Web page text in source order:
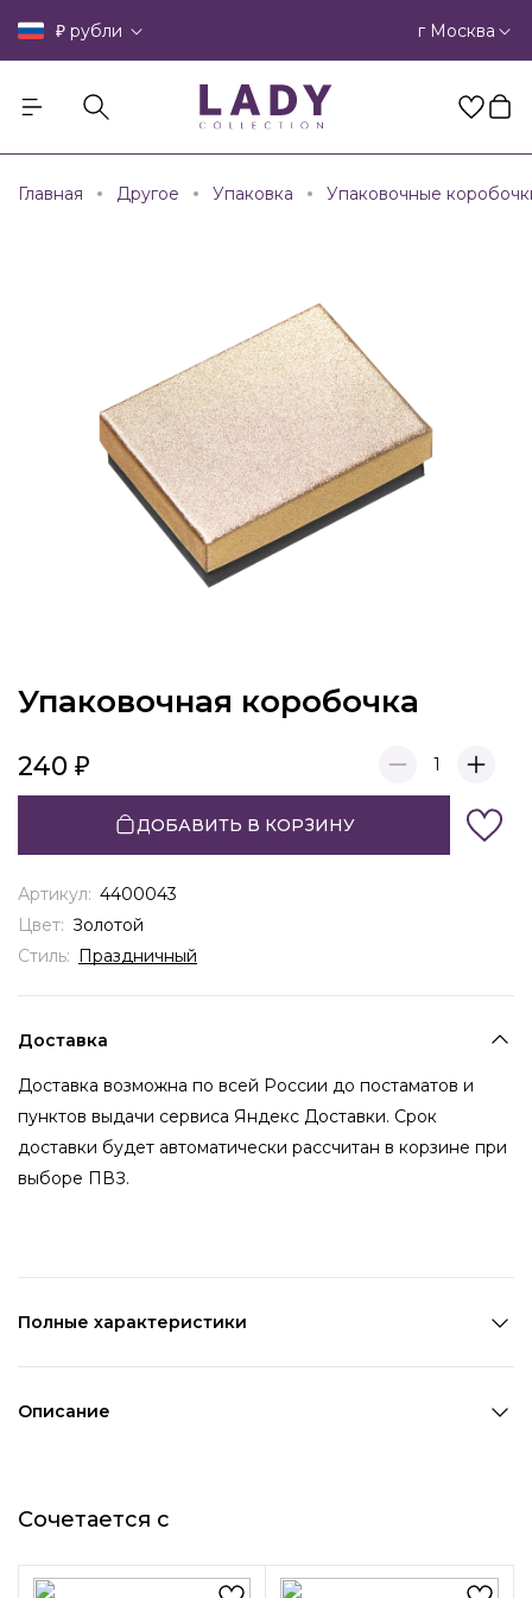
₽ рубли г Москва
Главная Другое Упаковка Упаковочные
Упаковочная коробочка
240 1
ДОБАВИТЬ В КОРЗИНУ
Артикул: 4400043
Цвет: Золотой
Стиль: Праздничный
Доставка
Доставка возможна по всей России до постаматов и
пунктов выдачи сервиса Яндекс Доставки. Срок
доставки будет автоматически рассчитан в корзине при
выборе ПВЗ.
Полные характеристики
Длина 1:8,5 см
Возраст:Взрослый
Описание
толстого картона в двух цветах: нижняя часть – матовая
Внутри подарочной упаковки есть поролоновая
Сочетается с